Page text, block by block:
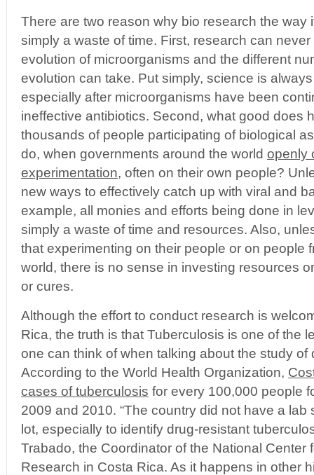
There are two reason why bio research the way
simply a waste of time. First, research can
evolution of microorganisms and the different
evolution can take. Put simply, science is
especially after microorganisms have been
ineffective antibiotics. Second, what good does
thousands of people participating of biological
do, when governments around the world openly
experimentation, often on their own people?
new ways to effectively catch up with viral and
example, all monies and efforts being done in
simply a waste of time and resources. Also,
that experimenting on their people or on people
world, there is no sense in investing resources
or cures.
Although the effort to conduct research is
Rica, the truth is that Tuberculosis is one of the
one can think of when talking about the study
According to the World Health Organization,
cases of tuberculosis for every 100,000 people
2009 and 2010. “The country did not have a lab
lot, especially to identify drug-resistant
Trabado, the Coordinator of the National Center
Research in Costa Rica. As it happens in other